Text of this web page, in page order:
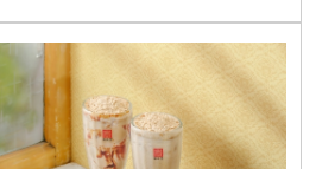
此外，王牌主打「水晶鮮蝦
次不同的餡皮比例，最終得出
的餃皮，包裹最飽滿的內餡：